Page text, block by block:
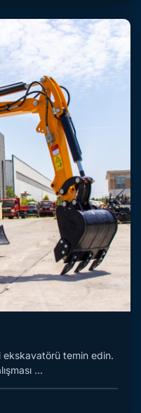
ekskavatörü temin edin.
...